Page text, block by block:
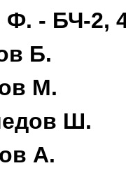
Ф. - БЧ-2,
Б.
М.
Ш.
А.